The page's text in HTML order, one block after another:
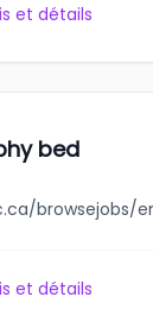
et détails
bed
et détails